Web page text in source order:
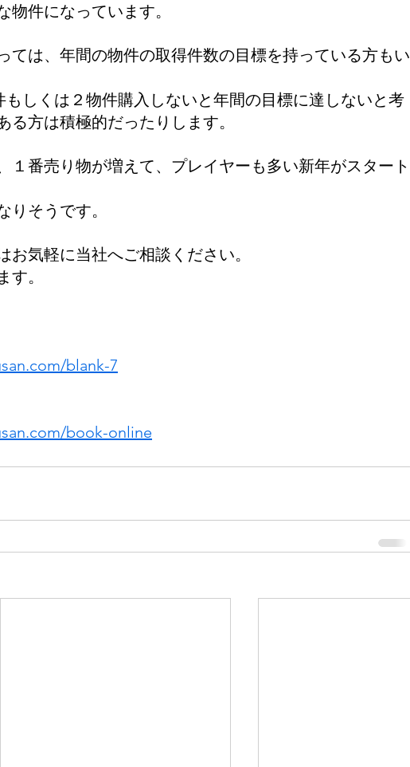
物件になっています。
ては、年間の物件の取得件数の目標を持っている方もい
もしくは２物件購入しないと年間の目標に達しないと考
る方は積極的だったりします。
１番売り物が増えて、プレイヤーも多い新年がスタート
りそうです。
お気軽に当社へご相談ください。
。
blank-7
book-online